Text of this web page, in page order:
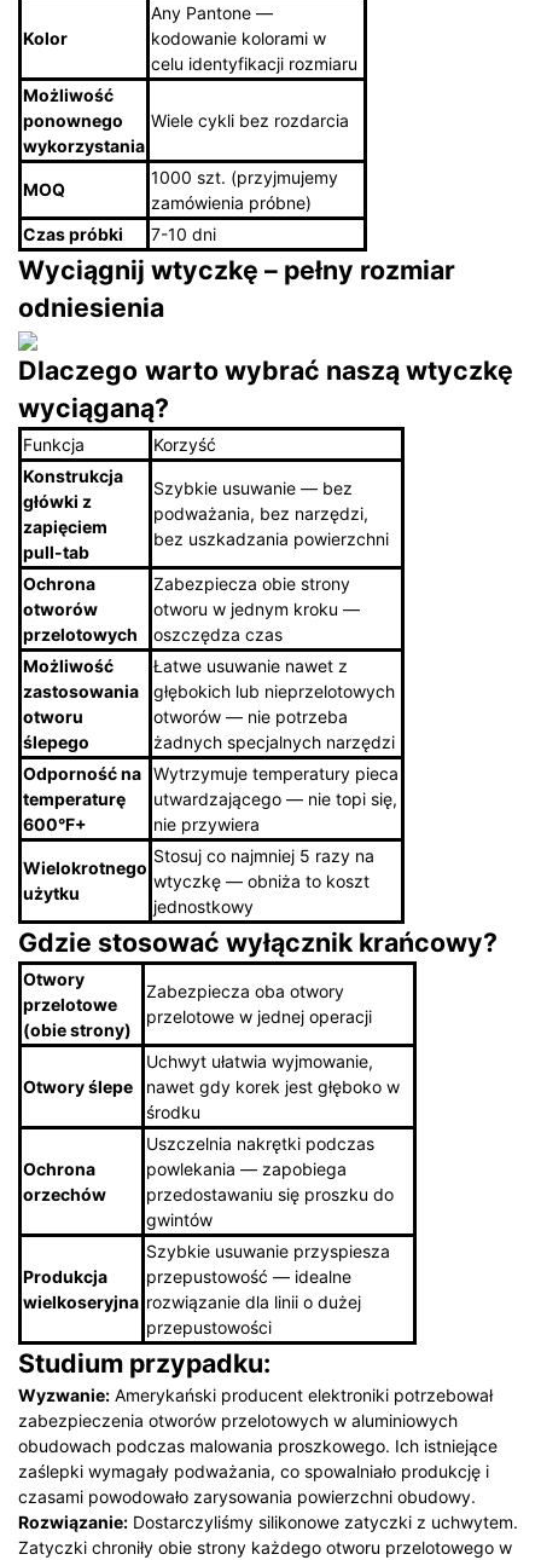
Kolor
Any Pantone —
kodowanie kolorami w
celu identyfikacji rozmiaru
Możliwość
ponownego
wykorzystania
Wiele cykli bez rozdarcia
MOQ
1000 szt. (przyjmujemy
zamówienia próbne)
Czas próbki
7-10 dni
Wyciągnij wtyczkę – pełny rozmiar
odniesienia
Dlaczego warto wybrać naszą wtyczkę
wyciąganą?
Funkcja
Korzyść
Konstrukcja
główki z
zapięciem
pull-tab
Szybkie usuwanie — bez
podważania, bez narzędzi,
bez uszkadzania powierzchni
Ochrona
otworów
przelotowych
Zabezpiecza obie strony
otworu w jednym kroku —
oszczędza czas
Możliwość
zastosowania
otworu
ślepego
Łatwe usuwanie nawet z
głębokich lub nieprzelotowych
otworów — nie potrzeba
żadnych specjalnych narzędzi
Odporność na
temperaturę
600°F+
Wytrzymuje temperatury pieca
utwardzającego — nie topi się,
nie przywiera
Wielokrotnego
użytku
Stosuj co najmniej 5 razy na
wtyczkę — obniża to koszt
jednostkowy
Gdzie stosować wyłącznik krańcowy?
Otwory
przelotowe
(obie strony)
Zabezpiecza oba otwory
przelotowe w jednej operacji
Otwory ślepe
Uchwyt ułatwia wyjmowanie,
nawet gdy korek jest głęboko w
środku
Ochrona
orzechów
Uszczelnia nakrętki podczas
powlekania — zapobiega
przedostawaniu się proszku do
gwintów
Produkcja
wielkoseryjna
Szybkie usuwanie przyspiesza
przepustowość — idealne
rozwiązanie dla linii o dużej
przepustowości
Studium przypadku:
Wyzwanie: Amerykański producent elektroniki potrzebował
zabezpieczenia otworów przelotowych w aluminiowych
obudowach podczas malowania proszkowego. Ich istniejące
zaślepki wymagały podważania, co spowalniało produkcję i
czasami powodowało zarysowania powierzchni obudowy.
Rozwiązanie: Dostarczyliśmy silikonowe zatyczki z uchwytem.
Zatyczki chroniły obie strony każdego otworu przelotowego w